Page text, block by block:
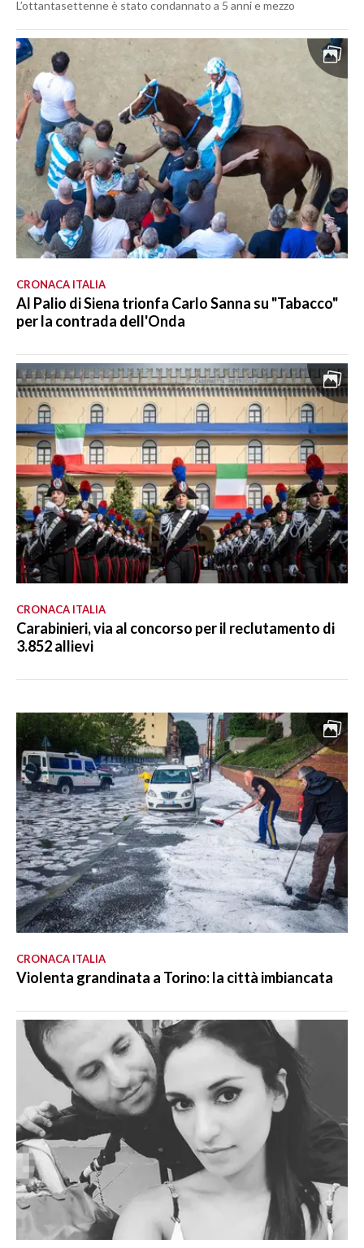
L’ottantasettenne è stato condannato a 5 anni e mezzo
CRONACA ITALIA
Al Palio di Siena trionfa Carlo Sanna su "Tabacco"
per la contrada dell'Onda
CRONACA ITALIA
Carabinieri, via al concorso per il reclutamento di
3.852 allievi
CRONACA ITALIA
Violenta grandinata a Torino: la città imbiancata